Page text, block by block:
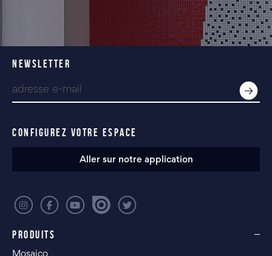
PRODUITS
NEWSLETTER
CONFIGUREZ VOTRE ESPACE
Aller sur notre application